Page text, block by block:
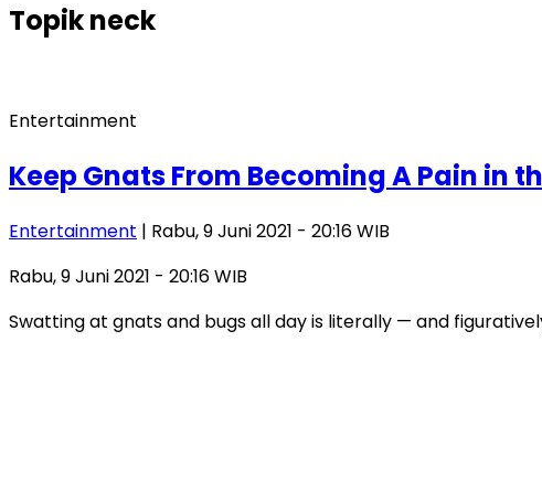
Topikneck
Entertainment
Keep Gnats From Becoming A Pain in
Entertainment | Rabu, 9 Juni 2021 - 20:16 WIB
Rabu, 9 Juni 2021 - 20:16 WIB
Swatting at gnats and bugs all day is literally — and